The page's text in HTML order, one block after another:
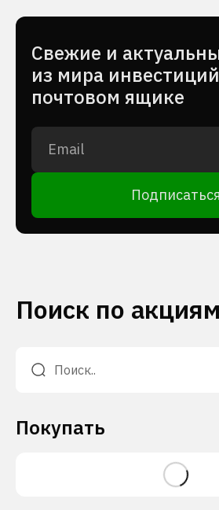
Cвежие и
из мира
почтовом ящике
Подписаться
Поиск по акциям
Покупать